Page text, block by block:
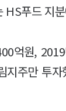
푸드 지
억원,
주만 투